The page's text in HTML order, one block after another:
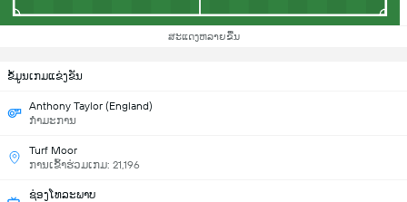
ສະແດງຫລາຍຂື້ນ
ຂ້ໍມູນເກມແຂ່ງຂັນ
Anthony Taylor (England)
ກຳມະການ
Turf Moor
ການເຂົ້າຮ່ວມເກມ: 21,196
ຊ່ອງໂທລະພາບ